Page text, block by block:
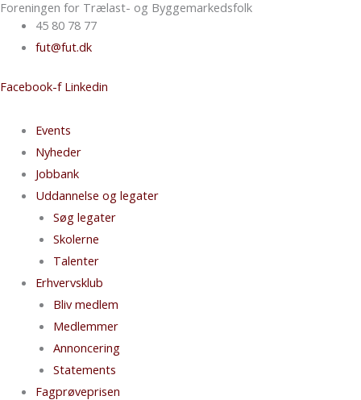
Gå
indholdet
Foreningen for Trælast- og Byggemarkedsfolk
45 80 78 77
fut@fut.dk
Facebook-f Linkedin
Events
Nyheder
Jobbank
Uddannelse og legater
Søg legater
Skolerne
Talenter
Erhvervsklub
Bliv medlem
Medlemmer
Annoncering
Statements
Fagprøveprisen
Nyhedsarkiv